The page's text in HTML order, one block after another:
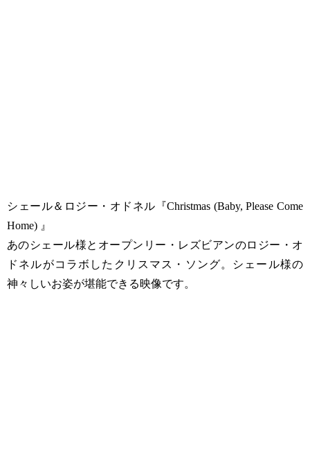
シェール＆ロジー・オドネル『Christmas (Baby, Please Come
Home) 』
あのシェール様とオープンリー・レズビアンのロジー・オ
ドネルがコラボしたクリスマス・ソング。シェール様の
神々しいお姿が堪能できる映像です。